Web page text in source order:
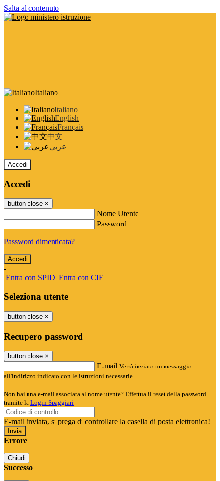
Salta al contenuto
Italiano
Italiano
English
Français
中文
عربى
Accedi
Accedi
button close ×
Nome Utente
Password
Password dimenticata?
-
Entra con SPID Entra con CIE
Seleziona utente
button close ×
Recupero password
button close ×
E-mail Verrà inviato un messaggio
all'indirizzo indicato con le istruzioni necessarie.
Non hai una e-mail associata al nome utente? Effettua il reset della password
tramite la Login Spaggiari
E-mail inviata, si prega di controllare la casella di posta elettronica!
Errore
Chiudi
Successo